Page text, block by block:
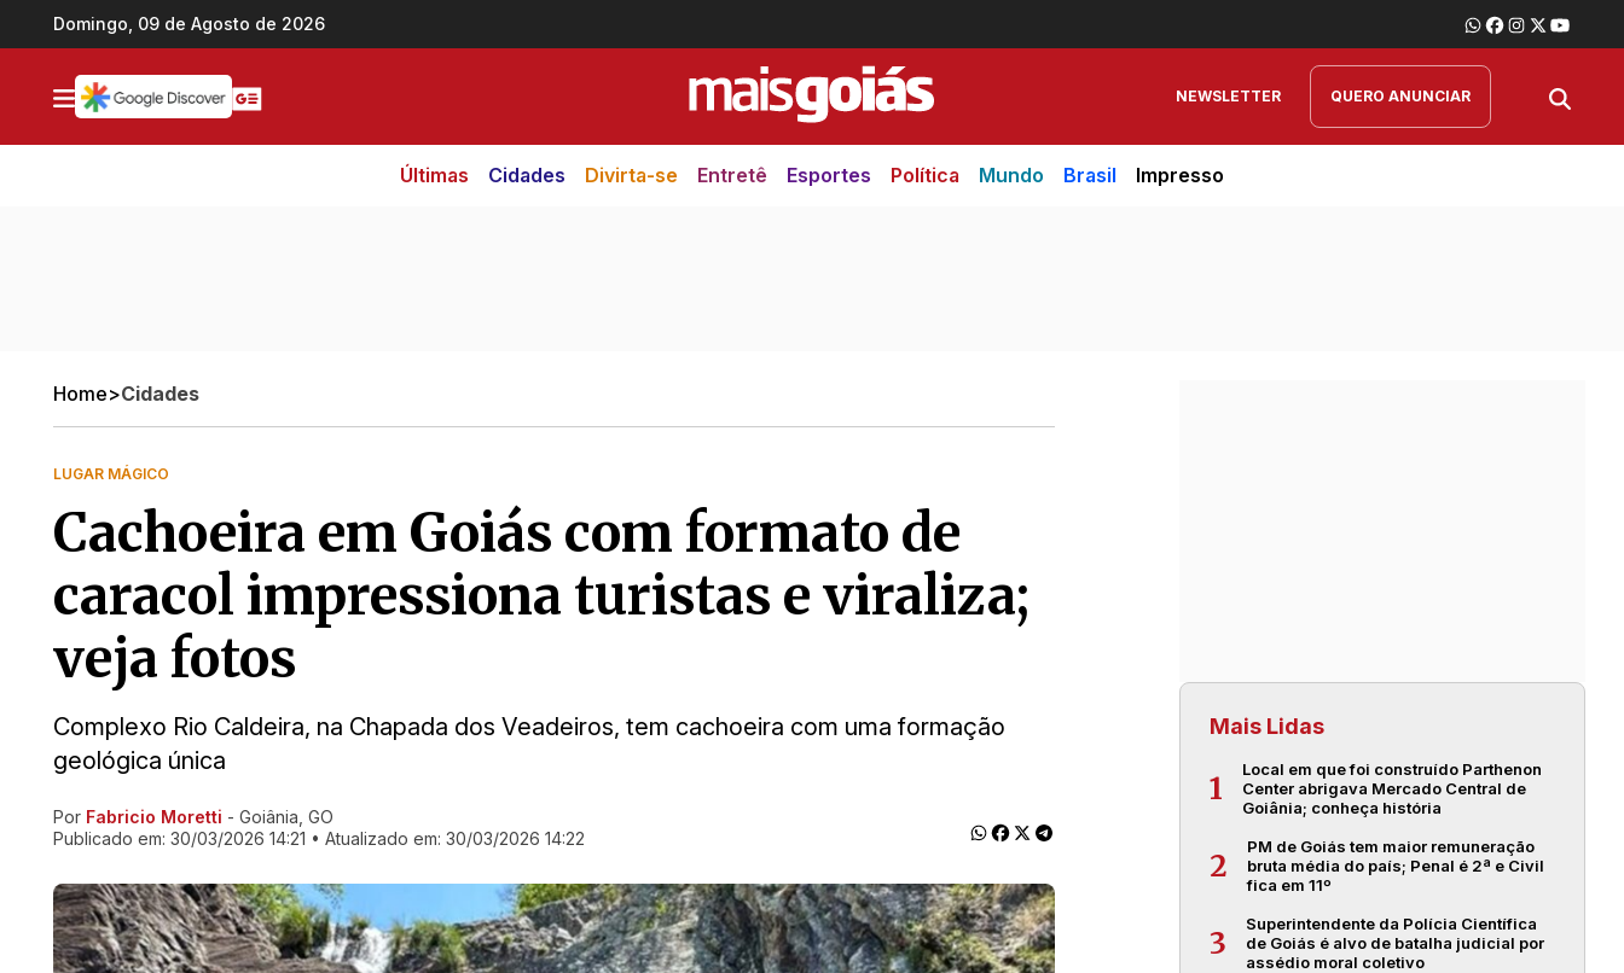
Ir direto pro conteúdo
Domingo, 09 de Agosto de 2026
NEWSLETTER QUERO ANUNCIAR
Últimas Cidades Divirta-se Entretê Esportes Política Mundo Brasil Impresso
Home>Cidades
LUGAR MÁGICO
Cachoeira em Goiás com formato de
caracol impressiona turistas e viraliza;
veja fotos
Complexo Rio Caldeira, na Chapada dos Veadeiros, tem cachoeira com uma formação
geológica única
Ir direto pra matéria
Por Fabricio Moretti - Goiânia, GO
Publicado em: 30/03/2026 14:21 • Atualizado em: 30/03/2026 14:22
Mais Lidas
1
Local em que foi construído Parthenon
Center abrigava Mercado Central de
Goiânia; conheça história
2
PM de Goiás tem maior remuneração
bruta média do país; Penal é 2ª e Civil
fica em 11º
3
Superintendente da Polícia Científica
de Goiás é alvo de batalha judicial por
assédio moral coletivo